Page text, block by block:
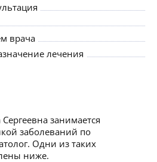
врача
лечения
занимается
заболеваний по
Одни из таких
ниже.